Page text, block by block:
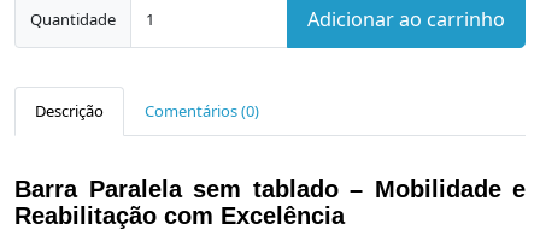
Quantidade Adicionar ao carrinho
Descrição Comentários (0)
Barra Paralela sem tablado – Mobilidade e
Reabilitação com Excelência